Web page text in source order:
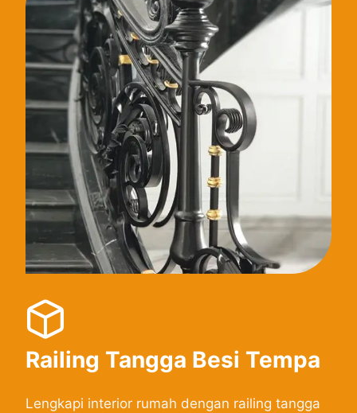
Railing Tangga Besi Tempa
Lengkapi interior rumah dengan railing tangga